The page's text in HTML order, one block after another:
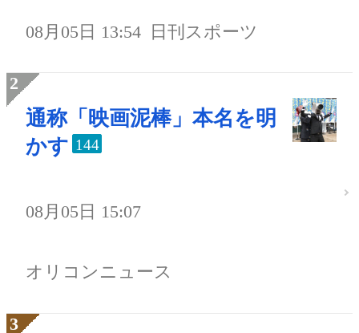
08月05日 13:54 日刊スポーツ
通称「映画泥棒」本名を明
かす 144
08月05日 15:07
オリコンニュース